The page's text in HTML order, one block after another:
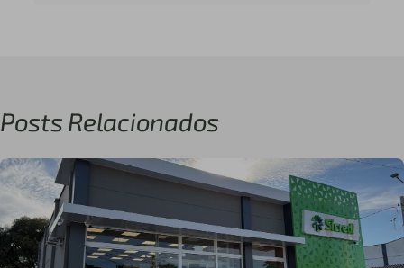
Posts Relacionados